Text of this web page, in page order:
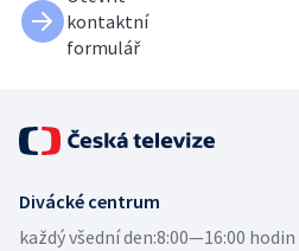
kontaktní
formulář
Divácké centrum
každý všední den:8:00—16:00 hodin